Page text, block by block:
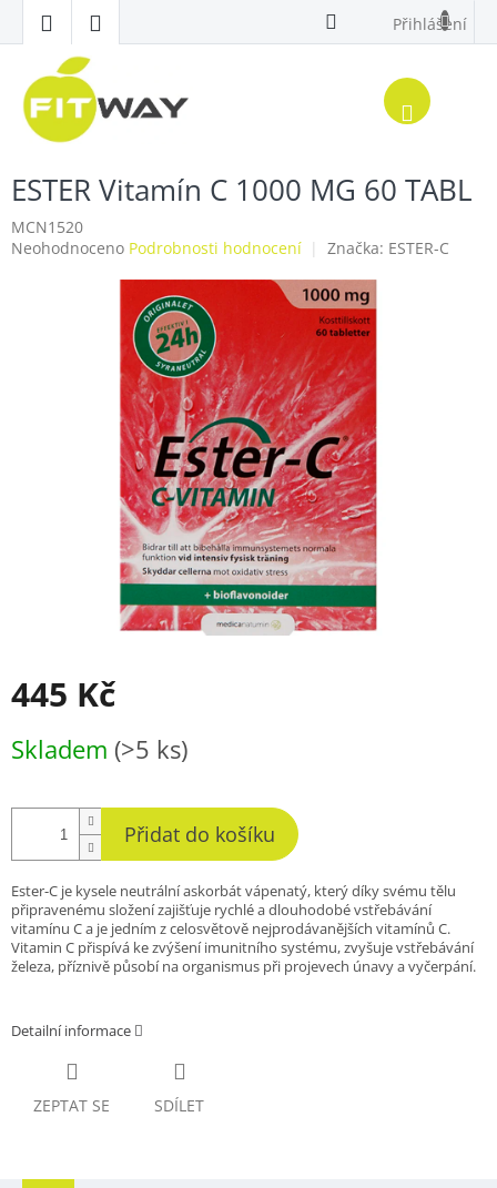
obsah
Přihlášení
ESTER Vitamín C 1000 MG 60 TABL
MCN1520
Průměrné
Neohodnoceno Podrobnosti hodnocení Značka: ESTER-C
445 Kč
cena:
Skladem (>5 ks)
Přidat do košíku
Ester-C je kysele neutrální askorbát vápenatý, který díky svému tělu
připravenému složení zajišťuje rychlé a dlouhodobé vstřebávání
vitamínu C a je jedním z celosvětově nejprodávanějších vitamínů C.
Vitamin C přispívá ke zvýšení imunitního systému, zvyšuje vstřebávání
železa, příznivě působí na organismus při projevech únavy a vyčerpání.
Detailní informace
ZEPTAT SE SDÍLET